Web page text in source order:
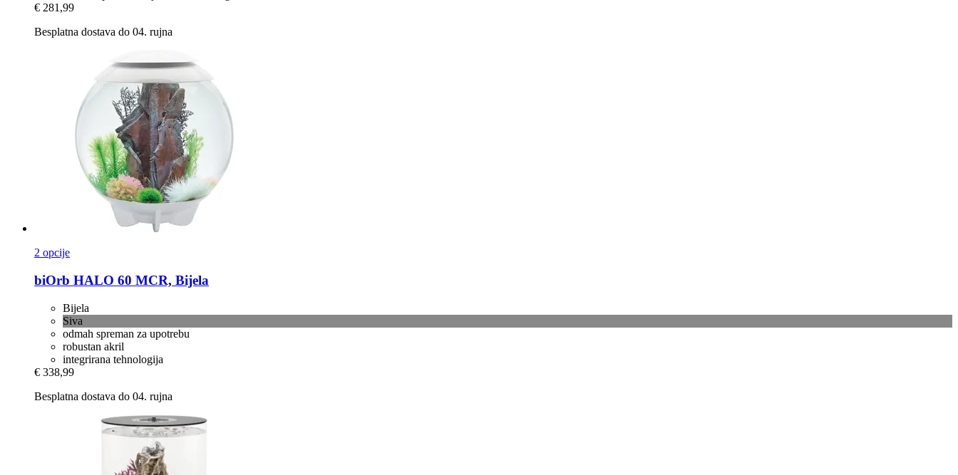
€ 281,99
Besplatna dostava do 04. rujna
2 opcije
biOrb HALO 60 MCR, Bijela
Bijela
Siva
odmah spreman za upotrebu
robustan akril
integrirana tehnologija
€ 338,99
Besplatna dostava do 04. rujna